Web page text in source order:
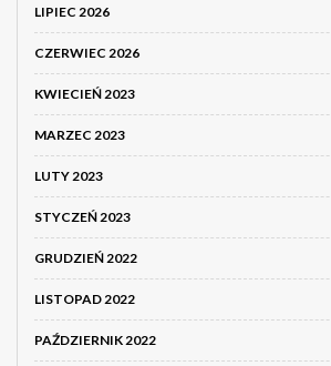
LIPIEC 2026
CZERWIEC 2026
KWIECIEŃ 2023
MARZEC 2023
LUTY 2023
STYCZEŃ 2023
GRUDZIEŃ 2022
LISTOPAD 2022
PAŹDZIERNIK 2022